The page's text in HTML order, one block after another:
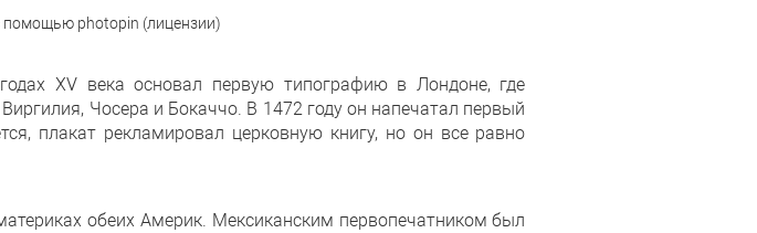
помощью photopin (лицензии)
XV века основал первую типографию в Лондоне, где
Чосера и Бокаччо. В 1472 году он напечатал первый
плакат рекламировал церковную книгу, но он все равно
обеих Америк. Мексиканским первопечатником был